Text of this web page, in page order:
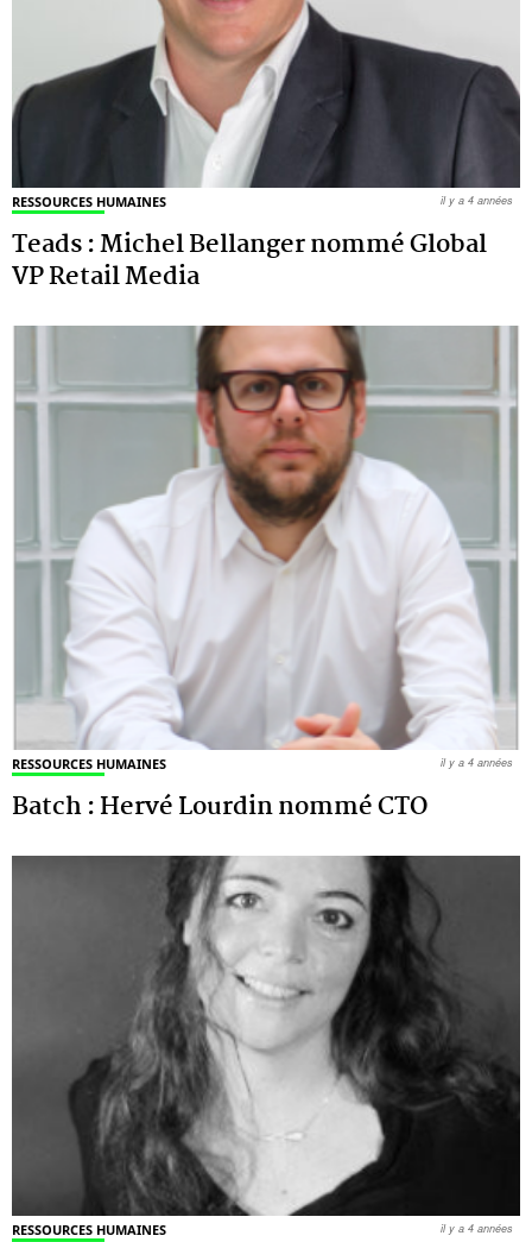
RESSOURCES HUMAINES
Teads : Michel Bellanger nommé Global
VP Retail Media
il y a 4 années
RESSOURCES HUMAINES
Batch : Hervé Lourdin nommé CTO
il y a 4 années
RESSOURCES HUMAINES il y a 4 années